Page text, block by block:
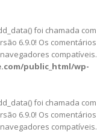
foi chamada com
6.9.0! Os comentários
compatíveis.
public_html/wp-
foi chamada com
6.9.0! Os comentários
compatíveis.